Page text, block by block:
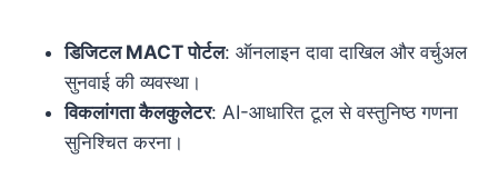
डिजिटल MACT पोर्टल: ऑनलाइन दावा दाखिल और वर्चुअल
सुनवाई की व्यवस्था।
विकलांगता कैलकुलेटर: AI-आधारित टूल से वस्तुनिष्ठ गणना
सुनिश्चित करना।